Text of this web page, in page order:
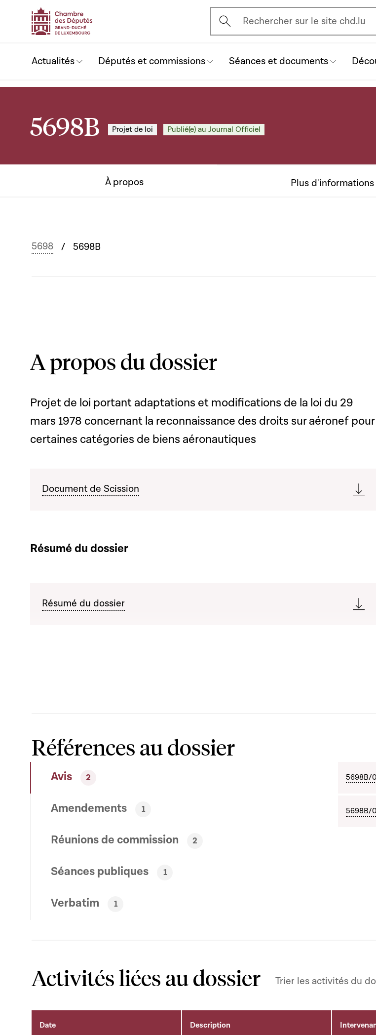
Ouvrir l'écran de recherche
Rechercher sur le site chd.lu
Actualités Députés et commissions Séances et documents
5698B Projet de loi Publié(e) au Journal Officiel
À propos Plus d'informations
5698 5698B
A propos du dossier
Projet de loi portant adaptations et modifications de la loi du 29
mars 1978 concernant la reconnaissance des droits sur aéronef pour
certaines catégories de biens aéronautiques
Document de Scission
Résumé du dossier
Résumé du dossier
Références au dossier
Avis 2
Amendements 1
Réunions de commission 2
Séances publiques 1
Verbatim 1
5698B/
5698B/
Activités liées au dossier Trier les activités du
Date Description